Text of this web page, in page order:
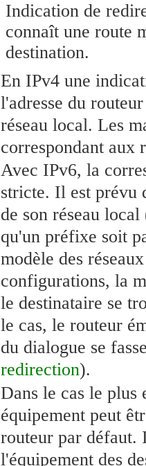
Indication de
connaît une route
destination.
En IPv4 une
l'adresse du
réseau local. Les
correspondant aux
Avec IPv6, la
stricte. Il est prévu
de son réseau
qu'un préfixe soit
modèle des
configurations, la
le destinataire se
le cas, le routeur
du dialogue se
redirection).
Dans le cas le plus
équipement peut
routeur par défaut.
l'équipement des